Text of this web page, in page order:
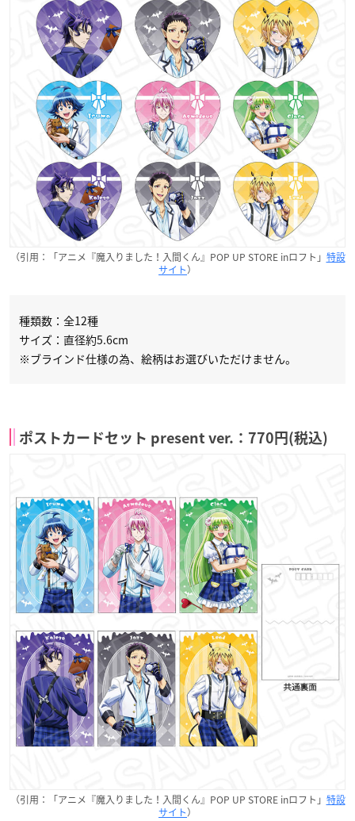
（引用：「アニメ『魔入りました！入間くん』POP UP STORE inロフト」 特設
サイト）
種類数：全12種
サイズ：直径約5.6cm
※ブラインド仕様の為、絵柄はお選びいただけません。
ポストカードセット present ver.：770円(税込)
（引用：「アニメ『魔入りました！入間くん』POP UP STORE inロフト」 特設
サイト）